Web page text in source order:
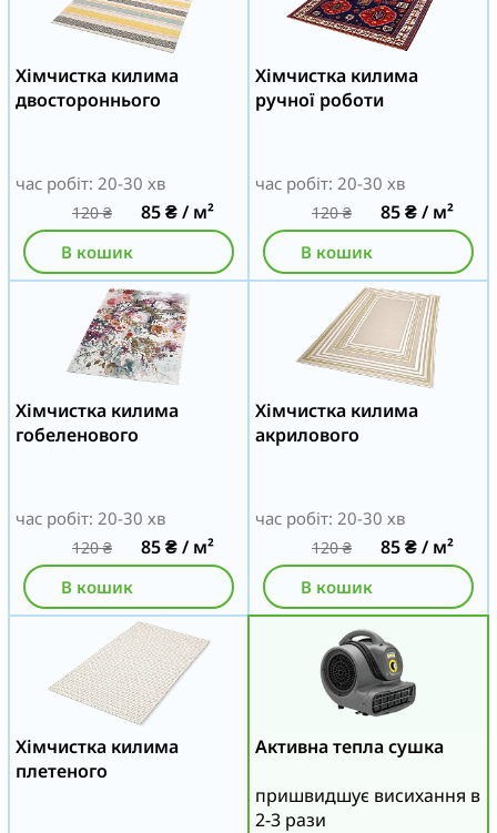
Хімчистка килима
двостороннього
час робіт: 20-30 хв
120₴ 85₴/ м²
В кошик
Хімчистка килима
ручної роботи
час робіт: 20-30 хв
120₴ 85₴/ м²
В кошик
Хімчистка килима
гобеленового
час робіт: 20-30 хв
120₴ 85₴/ м²
В кошик
Хімчистка килима
акрилового
час робіт: 20-30 хв
120₴ 85₴/ м²
В кошик
Хімчистка килима
плетеного
Активна тепла сушка
пришвидшує висихання в
2-3 рази